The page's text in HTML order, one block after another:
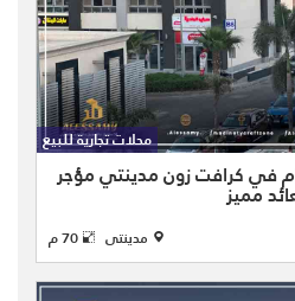
بالكرافت زون
craft zone بمساحة كلية 70م مقسم
المحل متشطب
خاصة ( سوبر لوكس )
ايجاري مميز . ...
محلات تجارية للبيع
للبيع بأقل سعر محل 70م في كرافت زون مدينتي مؤجر
مميز
مدينتى 70 م